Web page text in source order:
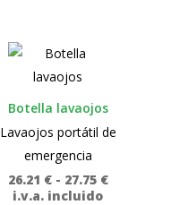
Botella lavaojos
Lavaojos portátil de
emergencia
26.21 € - 27.75 €Rango
i.v.a. incluido